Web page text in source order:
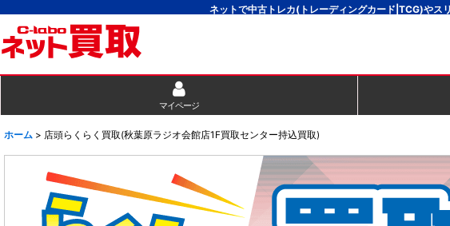
ネットで中古トレカ(トレーディングカード|TCG)やス
マイページ
ホーム > 店頭らくらく買取(秋葉原ラジオ会館店1F買取センター持込買取)